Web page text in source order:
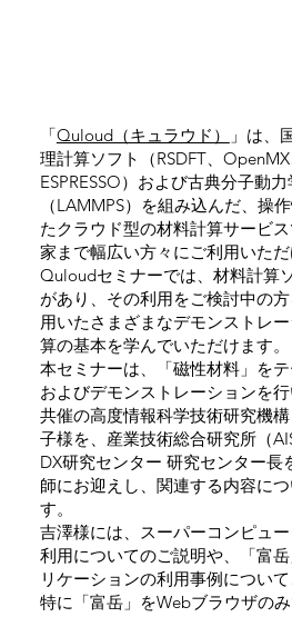
「Quloud（キュラウド）
」は、
理計算ソフト（RSDFT、
ESPRESSO）および古典分子動
（LAMMPS）を組み込んだ、操
たクラウド型の材料計算サービ
家まで幅広い方々にご利用いただ
Quloudセミナーでは、材料計算
があり、その利用をご検討中の
用いたさまざまなデモンストレ
算の基本を学んでいただけます。
本セミナーは、「磁性材料」を
およびデモンストレーションを行
共催の高度情報科学技術研究機
子様を、産業技術総合研究所（
DX研究センター 研究センター長
師にお迎えし、関連する内容に
す。
吉澤様には、スーパーコンピュ
利用についてのご説明や、「富
リケーションの利用事例について
特に「富岳」をWebブラウザのみ